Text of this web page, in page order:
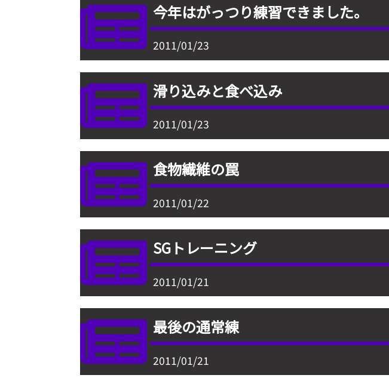
今年はがっつり練習できました。
2011/01/23
滑り込みと食べ込み
2011/01/23
食物繊維の罠
2011/01/22
SGトレーニング
2011/01/21
最後の通常練
2011/01/21